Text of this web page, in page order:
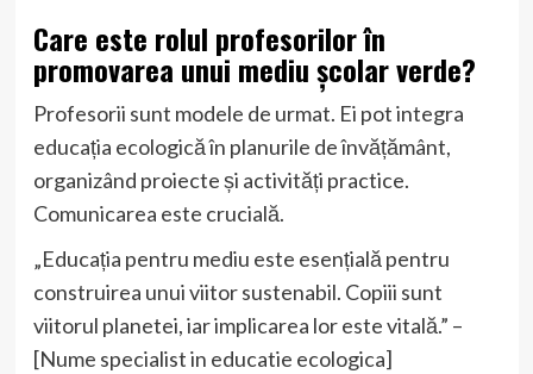
Care este rolul profesorilor în
promovarea unui mediu școlar verde?
Profesorii sunt modele de urmat. Ei pot integra
educația ecologică în planurile de învățământ,
organizând proiecte și activități practice.
Comunicarea este crucială.
„Educația pentru mediu este esențială pentru
construirea unui viitor sustenabil. Copiii sunt
viitorul planetei, iar implicarea lor este vitală.” –
[Nume specialist in educatie ecologica]